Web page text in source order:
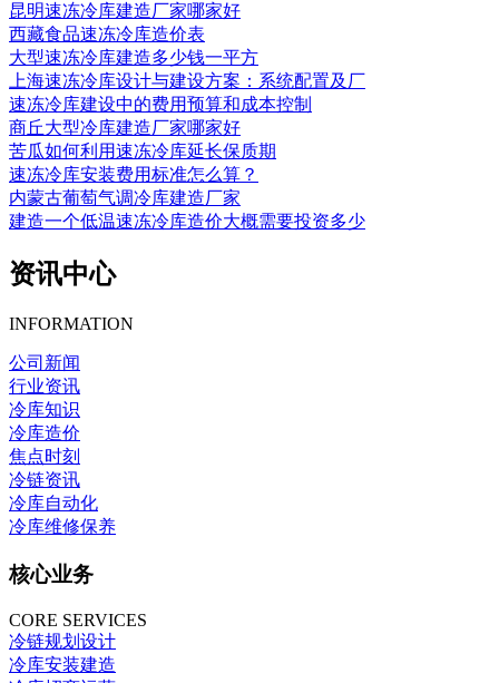
昆明速冻冷库建造厂家哪家好
西藏食品速冻冷库造价表
大型速冻冷库建造多少钱一平方
上海速冻冷库设计与建设方案：系统配置及厂
速冻冷库建设中的费用预算和成本控制
商丘大型冷库建造厂家哪家好
苦瓜如何利用速冻冷库延长保质期
速冻冷库安装费用标准怎么算？
内蒙古葡萄气调冷库建造厂家
建造一个低温速冻冷库造价大概需要投资多少
资讯中心
INFORMATION
公司新闻
行业资讯
冷库知识
冷库造价
焦点时刻
冷链资讯
冷库自动化
冷库维修保养
核心业务
CORE SERVICES
冷链规划设计
冷库安装建造